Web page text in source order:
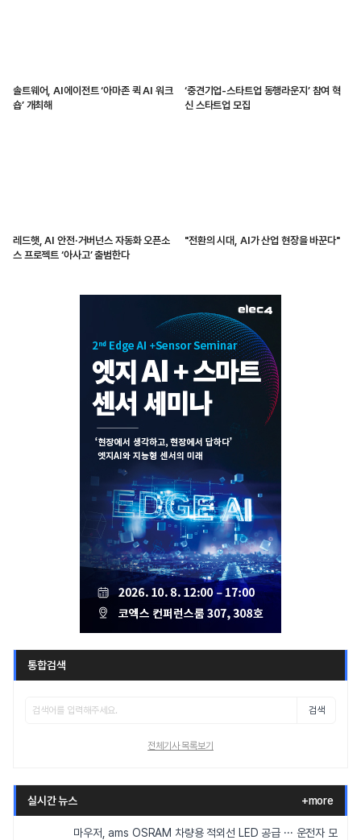
솔트웨어, AI에이전트 ‘아마존 퀵 AI 워크
숍’ 개최해
‘중견기업-스타트업 동행라운지’ 참여 혁
신 스타트업 모집
레드햇, AI 안전·거버넌스 자동화 오픈소
스 프로젝트 ‘아사고’ 출범한다
"전환의 시대, AI가 산업 현장을 바꾼다"
통합검색
검색
전체기사 목록보기
실시간 뉴스 +more
마우저, ams OSRAM 차량용 적외선 LED 공급 ··· 운전자 모